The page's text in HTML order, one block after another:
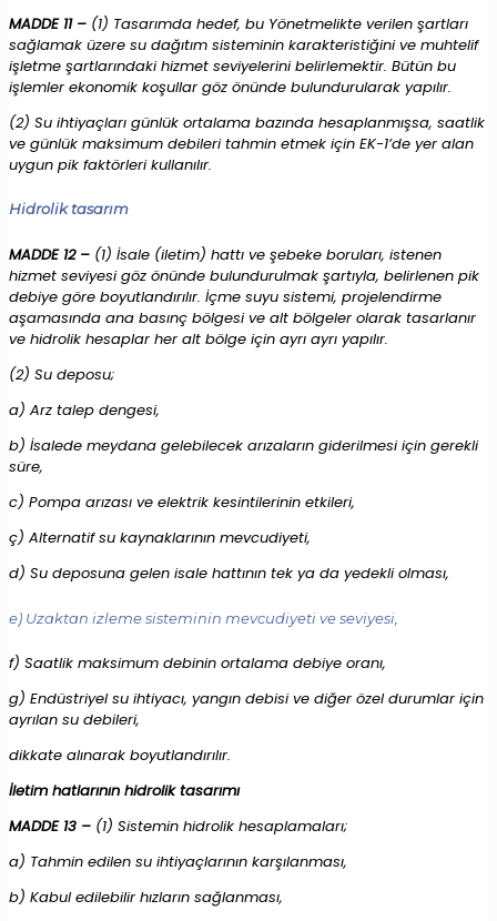
MADDE 11 – (1) Tasarımda hedef, bu Yönetmelikte verilen şartları
sağlamak üzere su dağıtım sisteminin karakteristiğini ve muhtelif
işletme şartlarındaki hizmet seviyelerini belirlemektir. Bütün bu
işlemler ekonomik koşullar göz önünde bulundurularak yapılır.
(2) Su ihtiyaçları günlük ortalama bazında hesaplanmışsa, saatlik
ve günlük maksimum debileri tahmin etmek için EK-1’de yer alan
uygun pik faktörleri kullanılır.
Hidrolik tasarım
MADDE 12 – (1) İsale (iletim) hattı ve şebeke boruları, istenen
hizmet seviyesi göz önünde bulundurulmak şartıyla, belirlenen pik
debiye göre boyutlandırılır. İçme suyu sistemi, projelendirme
aşamasında ana basınç bölgesi ve alt bölgeler olarak tasarlanır
ve hidrolik hesaplar her alt bölge için ayrı ayrı yapılır.
(2) Su deposu;
a) Arz talep dengesi,
b) İsalede meydana gelebilecek arızaların giderilmesi için gerekli
süre,
c) Pompa arızası ve elektrik kesintilerinin etkileri,
ç) Alternatif su kaynaklarının mevcudiyeti,
d) Su deposuna gelen isale hattının tek ya da yedekli olması,
e) Uzaktan izleme sisteminin mevcudiyeti ve seviyesi,
f) Saatlik maksimum debinin ortalama debiye oranı,
g) Endüstriyel su ihtiyacı, yangın debisi ve diğer özel durumlar için
ayrılan su debileri,
dikkate alınarak boyutlandırılır.
İletim hatlarının hidrolik tasarımı
MADDE 13 – (1) Sistemin hidrolik hesaplamaları;
a) Tahmin edilen su ihtiyaçlarının karşılanması,
b) Kabul edilebilir hızların sağlanması,